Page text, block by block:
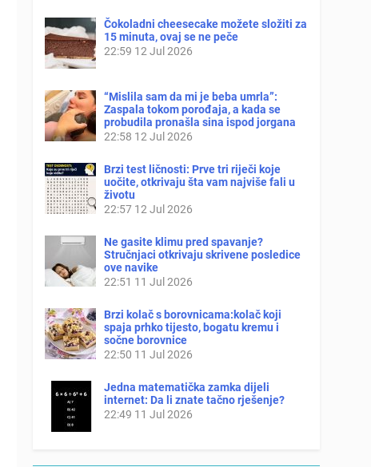
Čokoladni cheesecake možete složiti za
15 minuta, ovaj se ne peče
22:59 12 Jul 2026
“Mislila sam da mi je beba umrla”:
Zaspala tokom porođaja, a kada se
probudila pronašla sina ispod jorgana
22:58 12 Jul 2026
Brzi test ličnosti: Prve tri riječi koje
uočite, otkrivaju šta vam najviše fali u
životu
22:57 12 Jul 2026
Ne gasite klimu pred spavanje?
Stručnjaci otkrivaju skrivene posledice
ove navike
22:51 11 Jul 2026
Brzi kolač s borovnicama:kolač koji
spaja prhko tijesto, bogatu kremu i
sočne borovnice
22:50 11 Jul 2026
Jedna matematička zamka dijeli
internet: Da li znate tačno rješenje?
22:49 11 Jul 2026